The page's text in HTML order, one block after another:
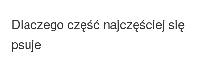
Dlaczego część najczęściej się
psuje